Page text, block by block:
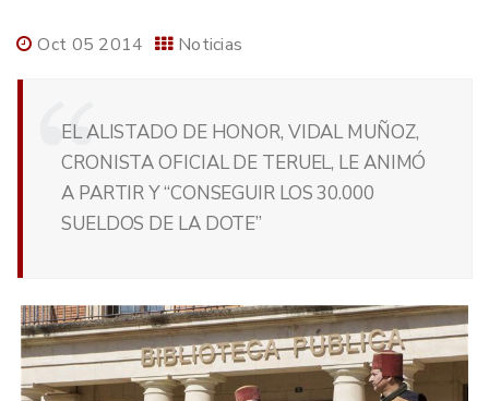
Oct 05 2014 Noticias
EL ALISTADO DE HONOR, VIDAL MUÑOZ,
CRONISTA OFICIAL DE TERUEL, LE ANIMÓ
A PARTIR Y “CONSEGUIR LOS 30.000
SUELDOS DE LA DOTE”